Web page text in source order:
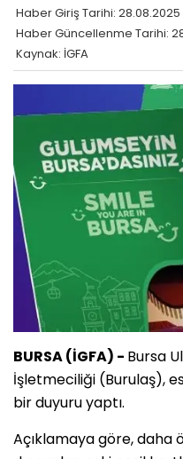
Haber Giriş Tarihi: 28.08.2025
Haber Güncellenme Tarihi:
Kaynak: İGFA
BURSA (İGFA) - Bursa
İşletmeciliği (Burulaş),
bir duyuru yaptı.
Açıklamaya göre, daha